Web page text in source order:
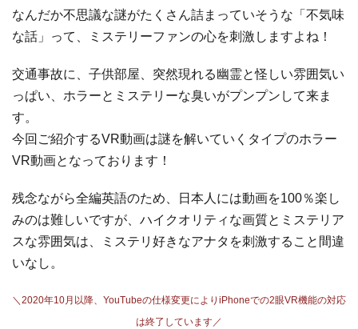
なんだか不思議な謎がたくさん詰まっていそうな「不気味
な話」って、ミステリーファンの心を刺激しますよね！
交通事故に、子供部屋、突然現れる幽霊と怪しい雰囲気い
っぱい、ホラーとミステリーな臭いがプンプンして来ま
す。
今回ご紹介するVR動画は謎を解いていくタイプのホラー
VR動画となっております！
残念ながら全編英語のため、日本人には動画を100％楽し
みのは難しいですが、ハイクオリティな画質とミステリア
スな雰囲気は、ミステリ好きなアナタを刺激すること間違
いなし。
＼2020年10月以降、YouTubeの仕様変更によりiPhoneでの2眼VR機能の対応
は終了しています／